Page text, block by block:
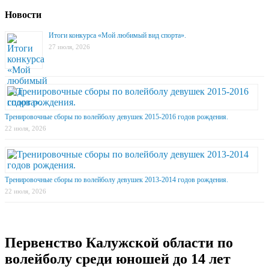
Новости
Итоги конкурса «Мой любимый вид спорта».
27 июля, 2026
Тренировочные сборы по волейболу девушек 2015-2016 годов рождения.
22 июля, 2026
Тренировочные сборы по волейболу девушек 2013-2014 годов рождения.
22 июля, 2026
Первенство Калужской области по
волейболу среди юношей до 14 лет